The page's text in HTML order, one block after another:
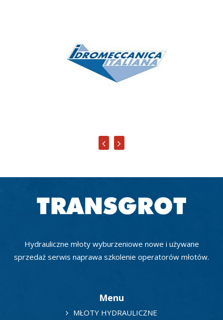
Hydrauliczne młoty wyburzeniowe nowe i używane
sprzedaż serwis naprawa szkolenie operatorów młotów.
Menu
MŁOTY HYDRAULICZNE